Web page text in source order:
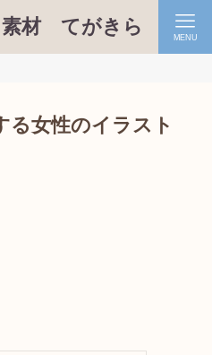
素材 てがきら MENU
る女性のイラスト